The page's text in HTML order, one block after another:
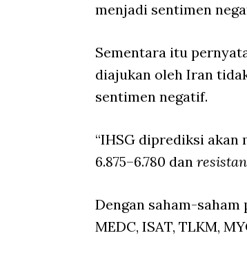
menjadi sentimen
Sementara itu
diajukan oleh Iran
sentimen negatif.
“IHSG diprediksi akan
6.875–6.780 dan
Dengan saham-
MEDC, ISAT, TLKM,